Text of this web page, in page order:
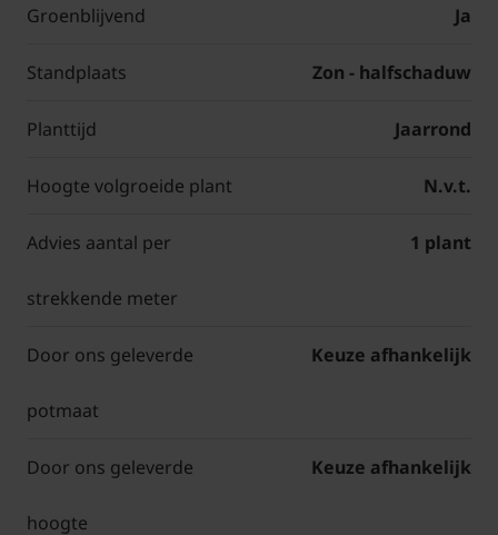
Groenblijvend Ja
Standplaats Zon - halfschaduw
Planttijd Jaarrond
Hoogte volgroeide plant N.v.t.
Advies aantal per
strekkende meter
1 plant
Door ons geleverde
potmaat
Keuze afhankelijk
Door ons geleverde
hoogte
Keuze afhankelijk